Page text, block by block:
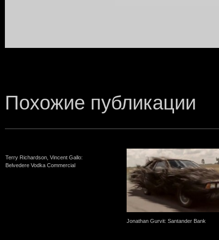
Похожие публикации
Terry Richardson, Vincent Gallo:
Belvedere Vodka Commercial
Jonathan Gurvit: Santander Bank